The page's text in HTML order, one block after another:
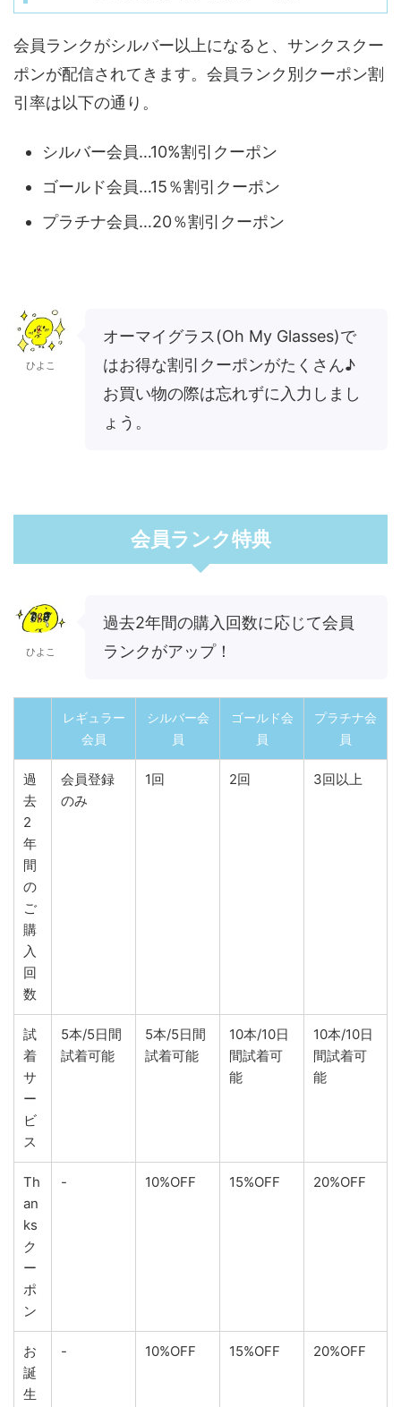
会員ランクがシルバー以上になると、サンクスクー
ポンが配信されてきます。会員ランク別クーポン割
引率は以下の通り。
シルバー会員…10%割引クーポン
ゴールド会員…15％割引クーポン
プラチナ会員…20％割引クーポン
ひよこ
オーマイグラス(Oh My Glasses)で
はお得な割引クーポンがたくさん♪
お買い物の際は忘れずに入力しまし
ょう。
会員ランク特典
ひよこ
過去2年間の購入回数に応じて会員
ランクがアップ！
レギュラー
会員
シルバー会
員
ゴールド会
員
プラチナ会
員
過
去
2
年
間
の
ご
購
入
回
数
会員登録
のみ
1回 2回 3回以上
試
着
サ
ー
ビ
ス
5本/5日間
試着可能
5本/5日間
試着可能
10本/10日
間試着可
能
10本/10日
間試着可
能
Th
an
ks
ク
ー
ポ
ン
- 10%OFF 15%OFF 20%OFF
お
誕
生
- 10%OFF 15%OFF 20%OFF